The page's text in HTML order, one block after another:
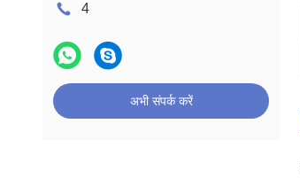
4
अभी संपर्क करें